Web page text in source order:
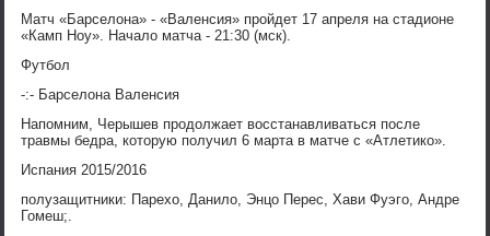
Матч «Барселона» - «Валенсия» пройдет 17 апреля на стадионе
«Камп Ноу». Начало матча - 21:30 (мск).
Футбол
-:- Барселона Валенсия
Напомним, Черышев продолжает восстанавливаться после
травмы бедра, которую получил 6 марта в матче с «Атлетико».
Испания 2015/2016
полузащитники: Парехо, Данило, Энцо Перес, Хави Фуэго, Андре
Гомеш;.